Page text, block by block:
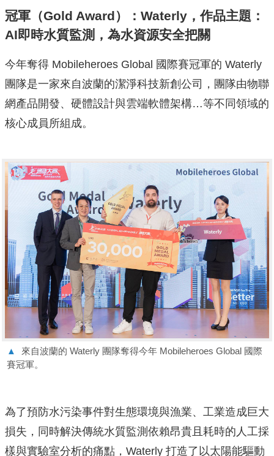
冠軍（Gold Award）：Waterly，作品主題：
AI即時水質監測，為水資源安全把關
今年奪得 Mobileheroes Global 國際賽冠軍的 Waterly
團隊是一家來自波蘭的潔淨科技新創公司，團隊由物聯
網產品開發、硬體設計與雲端軟體架構…等不同領域的
核心成員所組成。
▲
來自波蘭的 Waterly 團隊奪得今年 Mobileheroes Global 國際
賽冠軍。
為了預防水污染事件對生態環境與漁業、工業造成巨大
損失，同時解決傳統水質監測依賴昂貴且耗時的人工採
樣與實驗室分析的痛點，Waterly 打造了以太陽能驅動